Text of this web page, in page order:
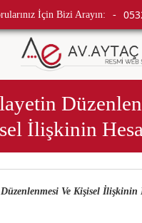
İçin Bizi Arayın: -
İlişkinin
Ve Kişisel İlişkinin